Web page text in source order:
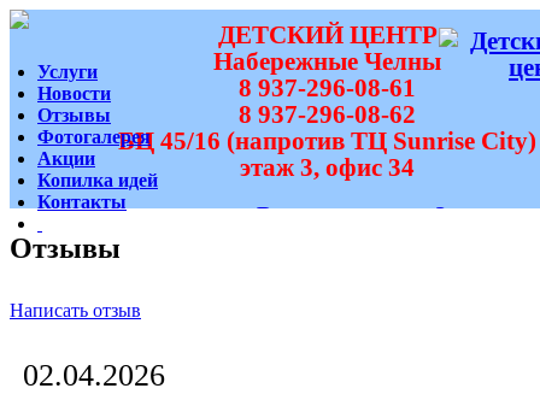
ДЕТСКИЙ ЦЕНТР
Набережные Челны
8 937-296-08-61
8 937-296-08-62
БЦ 45/16 (напротив ТЦ Sunrise City)
этаж 3, офис 34
Вам перезвонить?
Услуги
Новости
Отзывы
Фотогалерея
Акции
Копилка идей
Контакты
Отзывы
Написать отзыв
02.04.2026